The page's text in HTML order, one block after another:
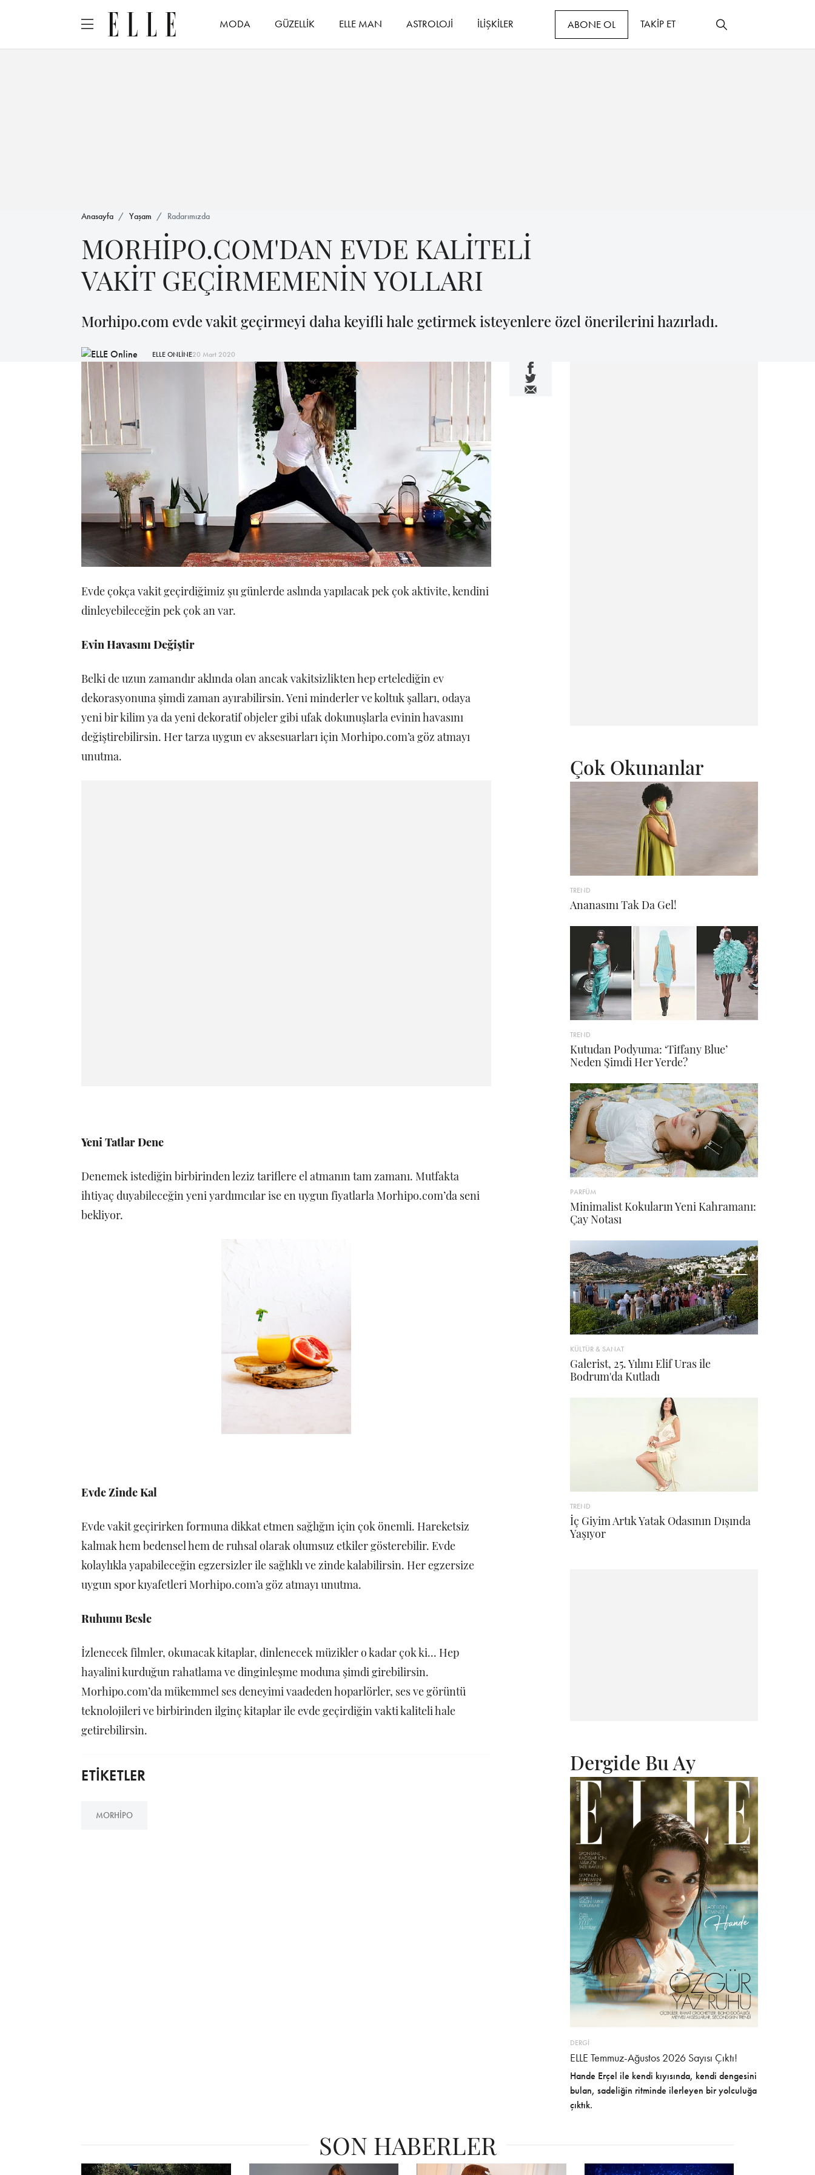
MODA GÜZELLİK ELLE MAN ASTROLOJİ İLİŞKİLER ABONE OL TAKİP ET
Anasayfa Yaşam Radarımızda
MORHİPO.COM'DAN EVDE KALİTELİ
VAKİT GEÇİRMEMENİN YOLLARI
Morhipo.com evde vakit geçirmeyi daha keyifli hale getirmek isteyenlere özel önerilerini hazırladı.
ELLE ONLİNE20 Mart 2020
Evde çokça vakit geçirdiğimiz şu günlerde aslında yapılacak pek çok aktivite, kendini
dinleyebileceğin pek çok an var.
Evin Havasını Değiştir
Belki de uzun zamandır aklında olan ancak vakitsizlikten hep ertelediğin ev
dekorasyonuna şimdi zaman ayırabilirsin. Yeni minderler ve koltuk şalları, odaya
yeni bir kilim ya da yeni dekoratif objeler gibi ufak dokunuşlarla evinin havasını
değiştirebilirsin. Her tarza uygun ev aksesuarları için Morhipo.com’a göz atmayı
unutma.
Yeni Tatlar Dene
Denemek istediğin birbirinden leziz tariflere el atmanın tam zamanı. Mutfakta
ihtiyaç duyabileceğin yeni yardımcılar ise en uygun fiyatlarla Morhipo.com’da seni
bekliyor.
Evde Zinde Kal
Evde vakit geçirirken formuna dikkat etmen sağlığın için çok önemli. Hareketsiz
kalmak hem bedensel hem de ruhsal olarak olumsuz etkiler gösterebilir. Evde
kolaylıkla yapabileceğin egzersizler ile sağlıklı ve zinde kalabilirsin. Her egzersize
uygun spor kıyafetleri Morhipo.com’a göz atmayı unutma.
Ruhunu Besle
İzlenecek filmler, okunacak kitaplar, dinlenecek müzikler o kadar çok ki... Hep
hayalini kurduğun rahatlama ve dinginleşme moduna şimdi girebilirsin.
Morhipo.com’da mükemmel ses deneyimi vaadeden hoparlörler, ses ve görüntü
teknolojileri ve birbirinden ilginç kitaplar ile evde geçirdiğin vakti kaliteli hale
getirebilirsin.
ETİKETLER
MORHIPO
Çok Okunanlar
TREND
Ananasını Tak Da Gel!
TREND
Kutudan Podyuma: ‘Tiffany Blue’
Neden Şimdi Her Yerde?
PARFÜM
Minimalist Kokuların Yeni Kahramanı:
Çay Notası
KÜLTÜR & SANAT
Galerist, 25. Yılını Elif Uras ile
Bodrum'da Kutladı
TREND
İç Giyim Artık Yatak Odasının Dışında
Yaşıyor
Dergide Bu Ay
DERGİ
ELLE Temmuz-Ağustos 2026 Sayısı Çıktı!
Hande Erçel ile kendi kıyısında, kendi dengesini
bulan, sadeliğin ritminde ilerleyen bir yolculuğa
çıktık.
SON HABERLER